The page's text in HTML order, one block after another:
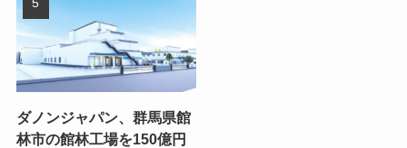
ダノンジャパン、群馬県館
林市の館林工場を150億円